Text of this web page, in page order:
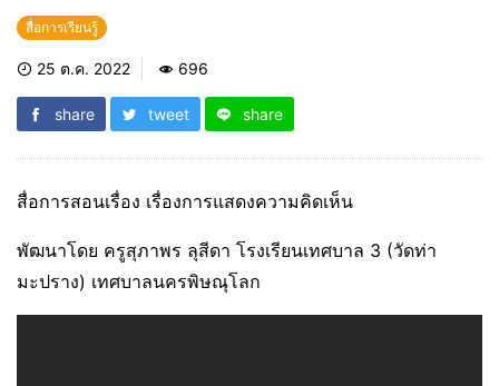
สื่อการเรียนรู้
25 ต.ค. 2022 696
share tweet share
สื่อการสอนเรื่อง เรื่องการแสดงความคิดเห็น
พัฒนาโดย ครูสุภาพร ลุสีดา โรงเรียนเทศบาล 3 (วัดท่า
มะปราง) เทศบาลนครพิษณุโลก